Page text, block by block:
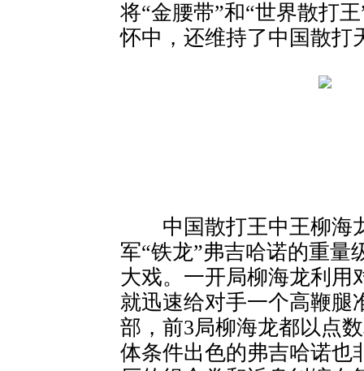
将“金腰带”和“世界散打
怀中，还维持了中国散打
中国散打王中王柳海
军“铁龙”弗吉哈诺的重量
大戏。一开局柳海龙利用
就迅速给对手一个高鞭腿
部，前3局柳海龙都以点
体条件出色的弗吉哈诺也